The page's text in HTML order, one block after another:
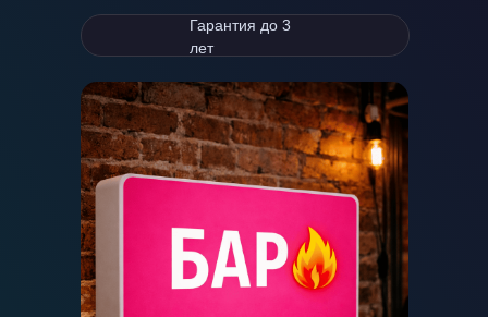
Гарантия до 3
лет